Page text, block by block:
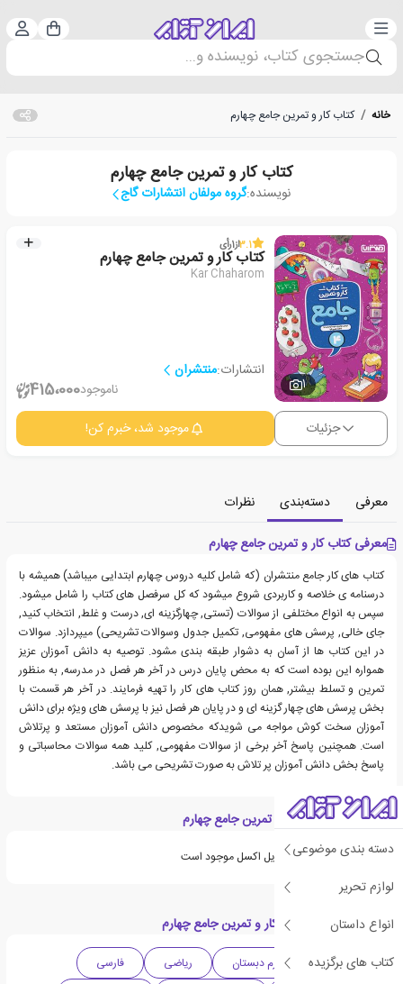
دسته‌بندی سبد
جستجوی کتاب، نویسنده و...
دسته بندی موضوعی
لوازم تحریر
انواع داستان
کتاب های برگزیده
خانه / کتاب کار و تمرین جامع چهارم
کتاب کار و تمرین جامع چهارم
نویسنده:گروه مولفان انتشارات گاج
1
3.1از1رأی
کتاب کار و تمرین جامع چهارم
Kar Chaharom
انتشارات:منتشران
ناموجود415،000
جزئیات موجود شد، خبرم کن!
معرفی دسته‌بندی
نظرات
معرفی کتاب کار و تمرین جامع چهارم
کتاب های کار جامع منتشران (که شامل کلیه دروس چهارم ابتدایی میباشد) همیشه با
درسنامه ی خلاصه و کاربردی شروع میشود که کل سرفصل های کتاب را شامل میشود.
سپس به انواع مختلفی از سوالات (تستی, چهارگزینه ای, درست و غلط, انتخاب کنید,
جای خالی, پرسش های مفهومی, تکمیل جدول وسوالات تشریحی) میپردازد. سوالات
در این کتاب ها از آسان به دشوار طبقه بندی مشود. توصیه به دانش آموزان عزیز
همواره این بوده است که به محض پایان درس در آخر هر فصل در مدرسه, به منظور
تمرین و تسلط بیشتر, همان روز کتاب های کار را تهیه فرمایند. در آخر هر قسمت با
بخش پرسش های چهار گزینه ای و در پایان هر فصل نیز با پرسش های ویژه برای دانش
آموزان سخت کوش مواجه می شویدکه مخصوص دانش آموزان مستعد و پرتلاش
است. همچنین پاسخ آخر برخی از سوالات مفهومی, کلید همه سوالات محاسباتی و
پاسخ بخش دانش آموزان پر تلاش به صورت تشریحی می باشد.
ویژگی های کتاب کار و تمرین جامع چهارم
ویژگی های مورد نیاز در فایل اکسل موجود است
دسته بندی های کتاب کار و تمرین جامع چهارم
دبستان چهارم دبستان ریاضی
فارسی